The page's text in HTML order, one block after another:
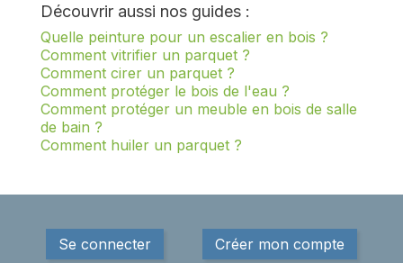
Découvrir aussi nos guides :
Quelle peinture pour un escalier en bois ?
Comment vitrifier un parquet ?
Comment cirer un parquet ?
Comment protéger le bois de l'eau ?
Comment protéger un meuble en bois de salle
de bain ?
Comment huiler un parquet ?
Se connecter Créer mon compte